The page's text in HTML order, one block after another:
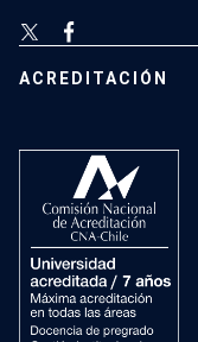
ACREDITACIÓN